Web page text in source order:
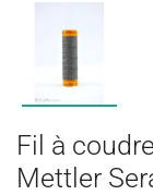
Fil à
Mettler